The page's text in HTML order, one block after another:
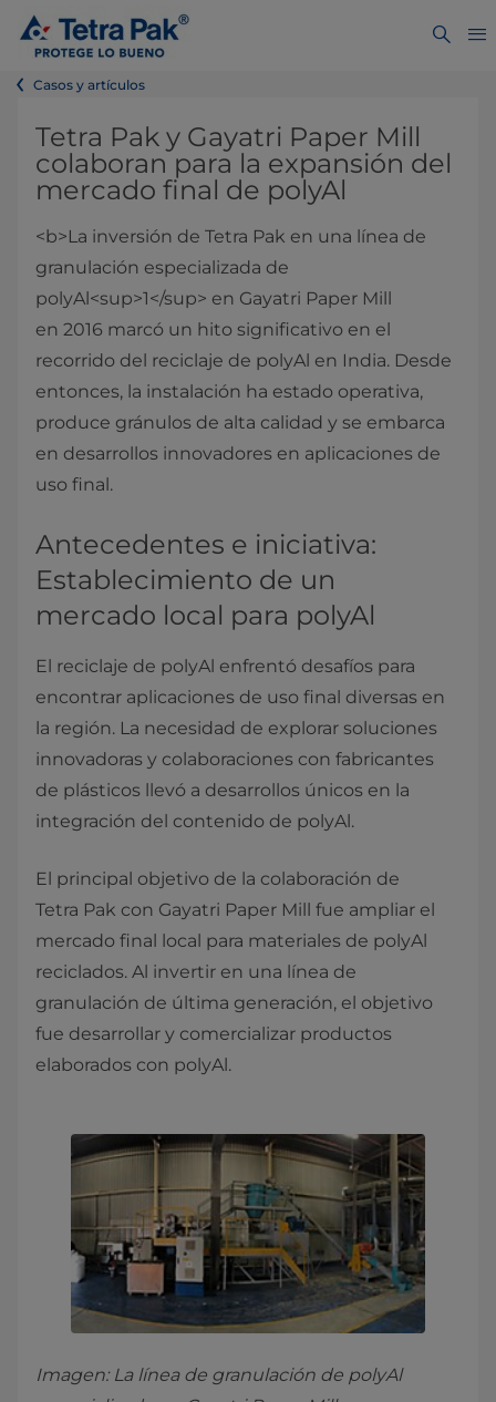
Casos y artículos
Tetra Pak y Gayatri Paper Mill
colaboran para la expansión del
mercado final de polyAl
<b>La inversión de Tetra Pak en una línea de
granulación especializada de
polyAl<sup>1</sup> en Gayatri Paper Mill
en 2016 marcó un hito significativo en el
recorrido del reciclaje de polyAl en India. Desde
entonces, la instalación ha estado operativa,
produce gránulos de alta calidad y se embarca
en desarrollos innovadores en aplicaciones de
uso final.
Antecedentes e iniciativa:
Establecimiento de un
mercado local para polyAl
El reciclaje de polyAl enfrentó desafíos para
encontrar aplicaciones de uso final diversas en
la región. La necesidad de explorar soluciones
innovadoras y colaboraciones con fabricantes
de plásticos llevó a desarrollos únicos en la
integración del contenido de polyAl.
El principal objetivo de la colaboración de
Tetra Pak con Gayatri Paper Mill fue ampliar el
mercado final local para materiales de polyAl
reciclados. Al invertir en una línea de
granulación de última generación, el objetivo
fue desarrollar y comercializar productos
elaborados con polyAl.
Imagen: La línea de granulación de polyAl